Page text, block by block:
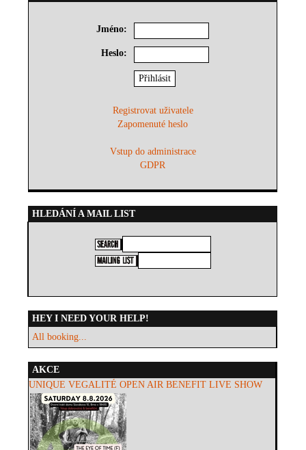
Jméno:
Heslo:
Registrovat uživatele
Zapomenuté heslo
Vstup do administrace
GDPR
HLEDÁNÍ A MAIL LIST
HEY I NEED YOUR HELP!
All booking...
AKCE
UNIQUE VEGALITÉ OPEN AIR BENEFIT LIVE SHOW